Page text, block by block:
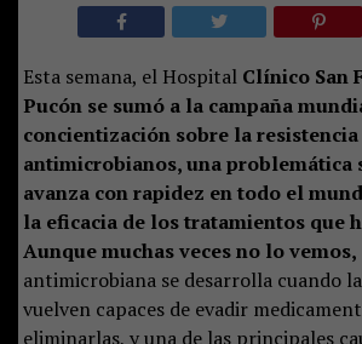
Esta semana, el Hospital Clínico San
Pucón se sumó a la campaña
concientización sobre la
antimicrobianos, una problemática
avanza con rapidez en todo el
la eficacia de los tratamientos que
Aunque muchas veces no lo vemos,
antimicrobiana se desarrolla cuando
vuelven capaces de evadir
eliminarlas, y una de las principales